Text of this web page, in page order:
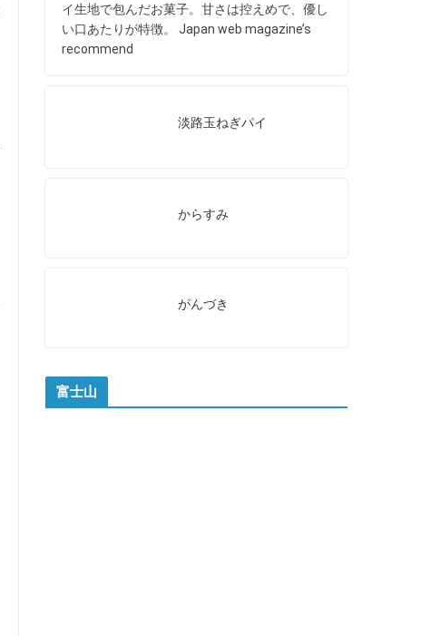
イ生地で包んだお菓子。甘さは控えめで、優し
い口あたりが特徴。 Japan web magazine’s
recommend
淡路玉ねぎパイ
からすみ
がんづき
富士山